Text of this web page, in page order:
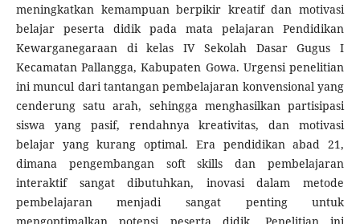
meningkatkan kemampuan berpikir kreatif dan motivasi
belajar peserta didik pada mata pelajaran Pendidikan
Kewarganegaraan di kelas IV Sekolah Dasar Gugus I
Kecamatan Pallangga, Kabupaten Gowa. Urgensi penelitian
ini muncul dari tantangan pembelajaran konvensional yang
cenderung satu arah, sehingga menghasilkan partisipasi
siswa yang pasif, rendahnya kreativitas, dan motivasi
belajar yang kurang optimal. Era pendidikan abad 21,
dimana pengembangan soft skills dan pembelajaran
interaktif sangat dibutuhkan, inovasi dalam metode
pembelajaran menjadi sangat penting untuk